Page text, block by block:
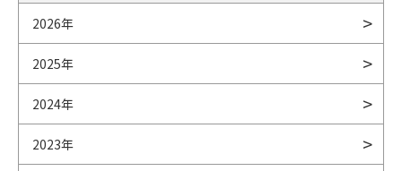
2026年
2025年
2024年
2023年